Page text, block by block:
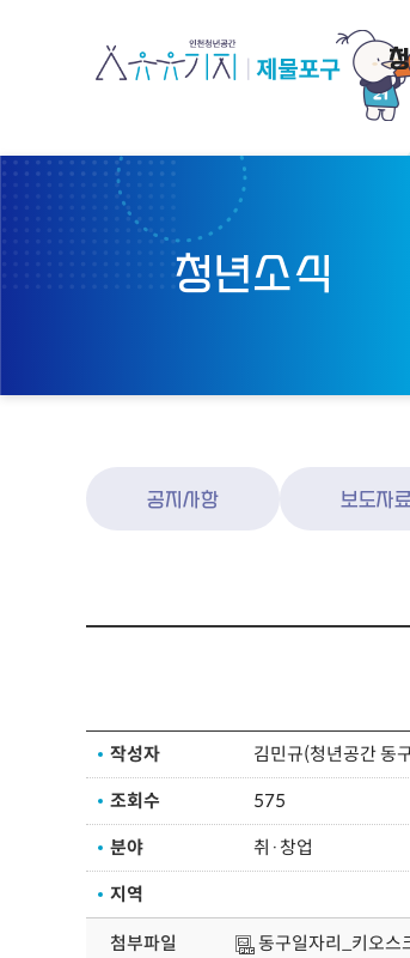
청년소식
공지사항 보도자료
작성자 김민규(청년공간 동
조회수 575
분야 취·창업
지역
첨부파일 동구일자리_키오스